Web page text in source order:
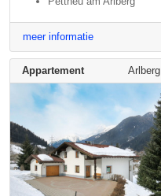
meer informatie
Appartement Arlberg